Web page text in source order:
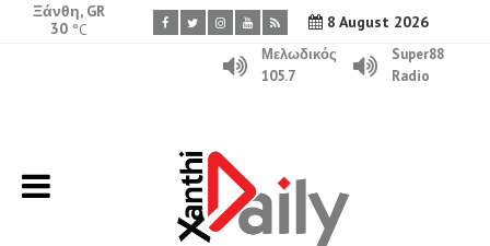
8 August 2026
Ξάνθη, GR
30 °C
Μελωδικός
105.7
Super88
Radio